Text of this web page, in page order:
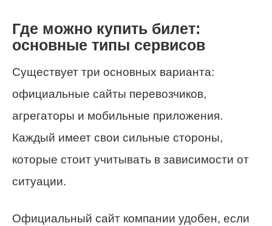
Где можно купить билет:
основные типы сервисов
Существует три основных варианта:
официальные сайты перевозчиков,
агрегаторы и мобильные приложения.
Каждый имеет свои сильные стороны,
которые стоит учитывать в зависимости от
ситуации.
Официальный сайт компании удобен, если